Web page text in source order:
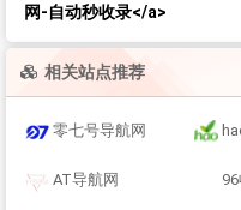
网-自动秒收录</a>
相关站点推荐
零七号导航网
AT导航网